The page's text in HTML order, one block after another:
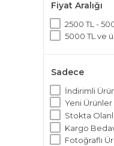
SOLVİX
Fiyat Aralığı
2500 TL -
5000 TL ve
Sadece
İndirimli
Yeni Ürünler
Stokta
Kargo
Fotoğraflı